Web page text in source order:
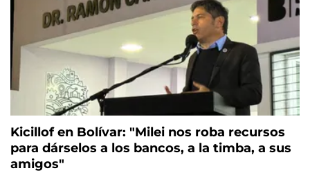
Kicillof en Bolívar: "Milei nos roba recursos
para dárselos a los bancos, a la timba, a sus
amigos"